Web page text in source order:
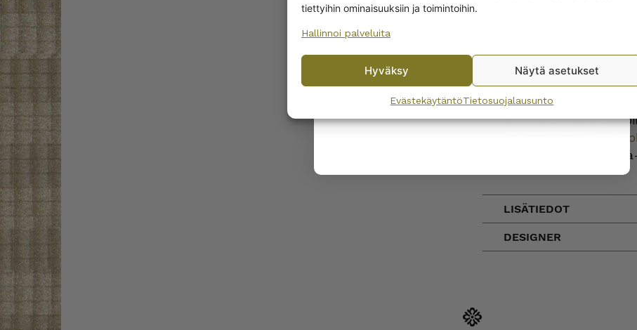
tiettyihin ominaisuuksiin ja toimintoihin.
Hallinnoi palveluita
Hyväksy Näytä asetukset
EvästekäytäntöTietosuojalausunto
🍀 Nopea toimitus 1-
🍀 Toimituskulut
🍀 Pientoimituslisä
🍀Ilmainen toimitus
🍀 14 vrk:n
🍀 Asiakaspalvelu
LISÄTIEDOT
DESIGNER
By subscribing to the newsletter, you consent to receiving messages from
Wanhojen kuppien and confirm that you have read and accepted